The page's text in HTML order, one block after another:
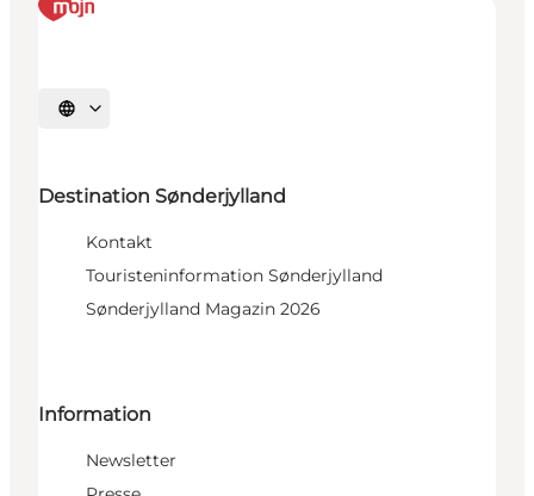
Sprache auswählen
Destination Sønderjylland
Kontakt
Touristeninformation Sønderjylland
Sønderjylland Magazin 2026
Information
Newsletter